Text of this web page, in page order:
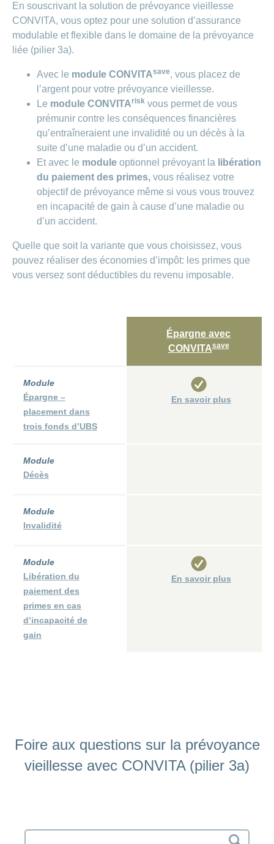
En souscrivant la solution de prévoyance vieillesse
CONVITA, vous optez pour une solution d’assurance
modulable et flexible dans le domaine de la prévoyance
liée (pilier 3a).
Avec le module CONVITAsave, vous placez de
l’argent pour votre prévoyance vieillesse.
Le module CONVITArisk vous permet de vous
prémunir contre les conséquences financières
qu’entraîneraient une invalidité ou un décès à la
suite d’une maladie ou d’un accident.
Et avec le module optionnel prévoyant la libération
du paiement des primes, vous réalisez votre
objectif de prévoyance même si vous vous trouvez
en incapacité de gain à cause d’une maladie ou
d’un accident.
Quelle que soit la variante que vous choisissez, vous
pouvez réaliser des économies d’impôt: les primes que
vous versez sont déductibles du revenu imposable.
Épargne avec
CONVITAsave
Module
Épargne –
placement dans
trois fonds d’UBS
En savoir plus
Module
Décès
Module
Invalidité
Module
Libération du
paiement des
primes en cas
d’incapacité de
gain
En savoir plus
Foire aux questions sur la prévoyance
vieillesse avec CONVITA (pilier 3a)